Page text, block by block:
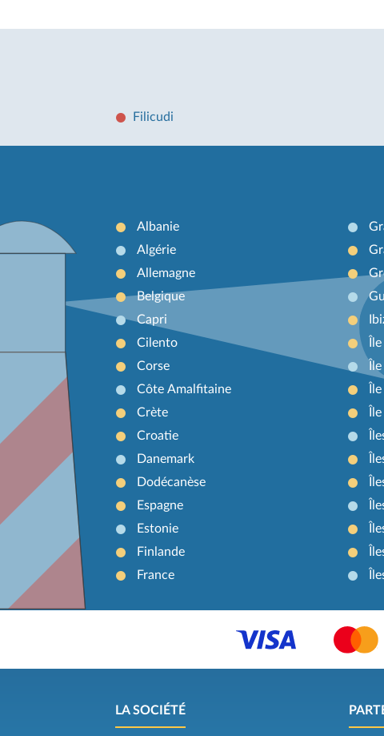
Filicudi
Albanie
Algérie
Allemagne
Belgique
Capri
Cilento
Corse
Côte Amalfitaine
Crète
Croatie
Danemark
Dodécanèse
Espagne
Estonie
Finlande
France
LA SOCIÉTÉ